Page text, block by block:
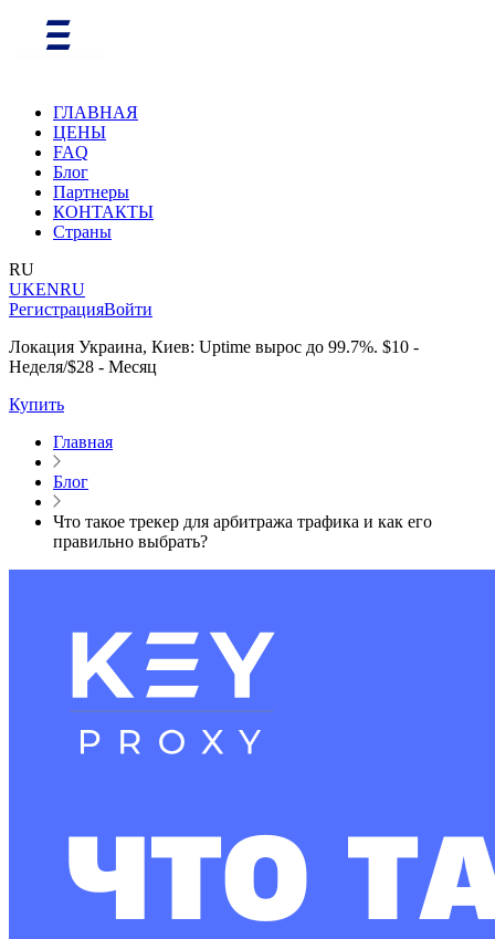
ГЛАВНАЯ
ЦЕНЫ
FAQ
Блог
Партнеры
КОНТАКТЫ
Страны
RU
UKENRU
РегистрацияВойти
Локация Украина, Киев: Uptime вырос до 99.7%. $10 -
Неделя/$28 - Месяц
Купить
Главная
Блог
Что такое трекер для арбитража трафика и как его
правильно выбрать?